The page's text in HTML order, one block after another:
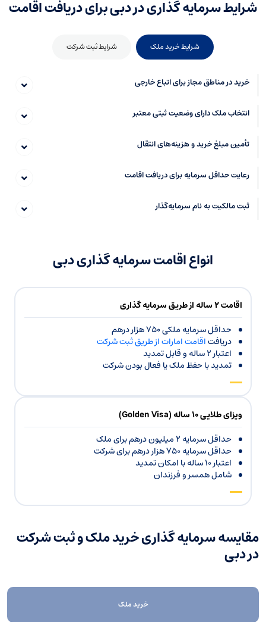
شرایط سرمایه گذاری در دبی برای دریافت اقامت
شرایط خرید ملک شرایط ثبت شرکت
خرید در مناطق مجاز برای اتباع خارجی
انتخاب ملک دارای وضعیت ثبتی معتبر
تأمین مبلغ خرید و هزینه‌های انتقال
رعایت حداقل سرمایه برای دریافت اقامت
ثبت مالکیت به نام سرمایه‌گذار
انواع اقامت سرمایه گذاری دبی
اقامت ۲ ساله از طریق سرمایه گذاری
حداقل سرمایه ملکی ۷۵۰ هزار درهم
دریافتاقامت امارات از طریق ثبت شرکت
اعتبار ۲ ساله و قابل تمدید
تمدید با حفظ ملک یا فعال بودن شرکت
ویزای طلایی ۱۰ ساله (Golden Visa)
حداقل سرمایه ۲ میلیون درهم برای ملک
حداقل سرمایه ۷۵۰ هزار درهم برای شرکت
اعتبار ۱۰ ساله با امکان تمدید
شامل همسر و فرزندان
مقایسه سرمایه گذاری خرید ملک و ثبت شرکت
در دبی
خرید ملک